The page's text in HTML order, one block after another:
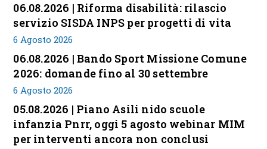
06.08.2026 | Riforma disabilità: rilascio
servizio SISDA INPS per progetti di vita
6 Agosto 2026
06.08.2026 | Bando Sport Missione Comune
2026: domande fino al 30 settembre
6 Agosto 2026
05.08.2026 | Piano Asili nido scuole
infanzia Pnrr, oggi 5 agosto webinar MIM
per interventi ancora non conclusi